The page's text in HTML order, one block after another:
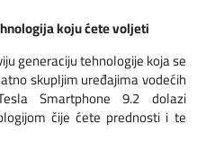
koju ćete voljeti
generaciju tehnologije koja se
skupljim uređajima vodećih
Smartphone 9.2 dolazi
čije ćete prednosti i te